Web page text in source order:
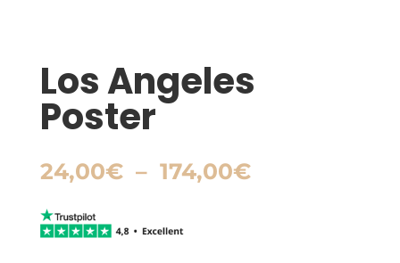
Los Angeles
Poster
24,00€ – 174,00€Plage